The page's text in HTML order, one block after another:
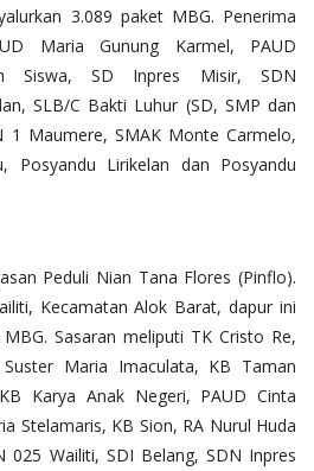
3.089 paket MBG. Penerima
Maria Gunung Karmel, PAUD
Siswa, SD Inpres Misir, SDN
SLB/C Bakti Luhur (SD, SMP dan
1 Maumere, SMAK Monte Carmelo,
Posyandu Lirikelan dan Posyandu
Peduli Nian Tana Flores (Pinflo).
Kecamatan Alok Barat, dapur ini
Sasaran meliputi TK Cristo Re,
Maria Imaculata, KB Taman
Karya Anak Negeri, PAUD Cinta
Stelamaris, KB Sion, RA Nurul Huda
025 Wailiti, SDI Belang, SDN Inpres